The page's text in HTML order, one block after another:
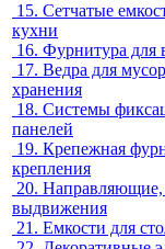
15. Сетчатые
кухни
16. Фурнитура для
17. Ведра для
хранения
18. Системы
панелей
19. Крепежная
крепления
20. Направляющие,
выдвижения
21. Емкости для